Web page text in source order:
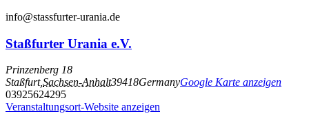
info@stassfurter-urania.de
Staßfurter Urania e.V.
Prinzenberg 18
Staßfurt,Sachsen-Anhalt39418GermanyGoogle Karte anzeigen
03925624295
Veranstaltungsort-Website anzeigen